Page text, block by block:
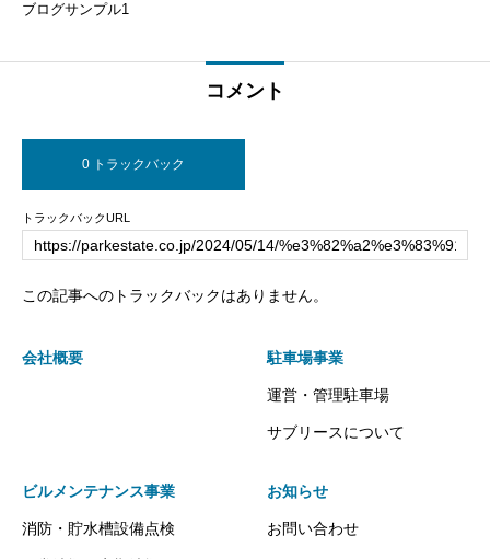
ブログサンプル1
コメント
0 トラックバック
トラックバックURL
この記事へのトラックバックはありません。
会社概要 駐車場事業
運営・管理駐車場
サブリースについて
ビルメンテナンス事業
消防・貯水槽設備点検
お知らせ
お問い合わせ